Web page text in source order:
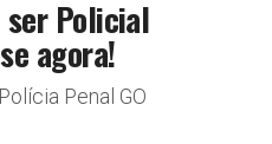
ser Policial
agora!
Penal GO